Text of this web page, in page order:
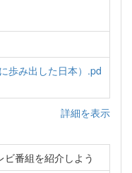
歩み出した日本）.pd
詳細を表示
番組を紹介しよう